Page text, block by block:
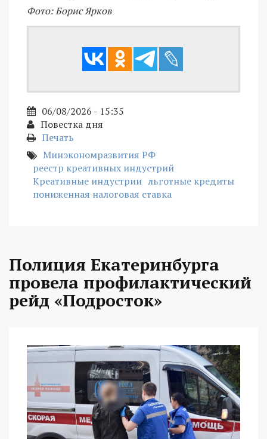
Фото: Борис Ярков
06/08/2026 - 15:35
Повестка дня
Печать
Минэкономразвития РФ
реестр креативных индустрий
Креативные индустрии льготные кредиты
пониженная налоговая ставка
Полиция Екатеринбурга
провела профилактический
рейд «Подросток»